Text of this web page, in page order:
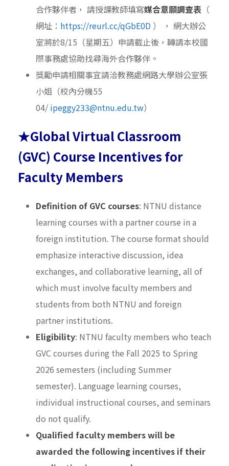
合作夥伴者， 請授課教師填寫媒合意願調查表 （
網址： https://reurl.cc/qGbE0D ） ， 網大辦公
室將於8/15（星期五）申請截止後，轉請本校國
際事務處協助找尋海外合作夥伴。
獎勵申請相關事宜請洽教務處網路大學辦公室張
小姐（校內分機55
04/ ipeggy233@ntnu.edu.tw）
★Global Virtual Classroom
(GVC) Course Incentives for
Faculty Members
Definition of GVC courses: NTNU distance
learning courses with a partner course in a
foreign institution. The course format should
emphasize interactive discussion, idea
exchanges, and collaborative learning, all of
which must involve faculty members and
students from both NTNU and foreign
partner institutions.
Eligibility: NTNU faculty members who teach
GVC courses during the Fall 2025 to Spring
2026 semesters (including Summer
semester). Language learning courses,
individual instructional courses, and seminars
do not qualify.
Qualified faculty members will be
awarded the following incentives if their